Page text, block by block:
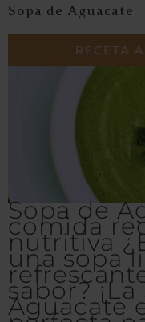
Sopa de Aguacate
Sopa de
comida
nutritiva
una sopa
sabor?
Aguacate